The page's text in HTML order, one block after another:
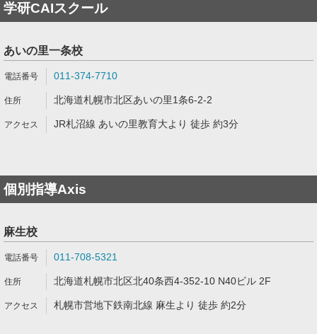
学研CAIスクール
あいの里一条校
011-374-7710
北海道札幌市北区あいの里1条6-2-2
JR札沼線 あいの里教育大より 徒歩 約3分
個別指導Axis
麻生校
011-708-5321
北海道札幌市北区北40条西4-352-10 N40ビル 2F
札幌市営地下鉄南北線 麻生より 徒歩 約2分